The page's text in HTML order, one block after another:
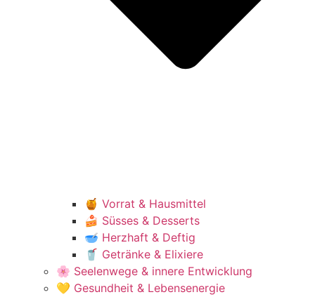
🍯 Vorrat & Hausmittel
🍰 Süsses & Desserts
🥣 Herzhaft & Deftig
🥤 Getränke & Elixiere
🌸 Seelenwege & innere Entwicklung
💛 Gesundheit & Lebensenergie